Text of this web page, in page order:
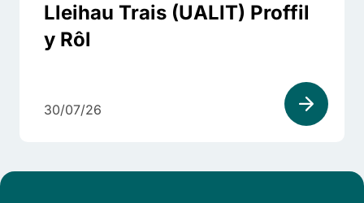
Lleihau Trais (UALlT) Proffil
y Rôl
30/07/26